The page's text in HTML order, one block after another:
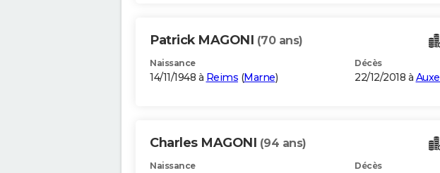
Patrick MAGONI (70 ans)
Naissance
14/11/1948 à Reims (Marne)
Décès
22/12/2018 à
Charles MAGONI (94 ans)
Naissance Décès